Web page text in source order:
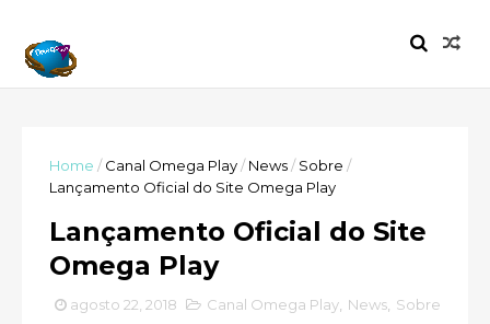
Home / Canal Omega Play/ News/ Sobre /
Lançamento Oficial do Site Omega Play
Lançamento Oficial do Site
Omega Play
agosto 22, 2018 Canal Omega Play News Sobre